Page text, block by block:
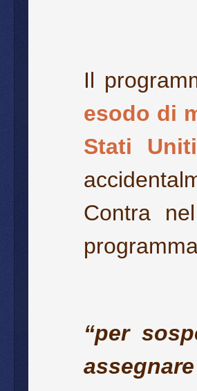
Il
esodo di
Stati
Contra
“per